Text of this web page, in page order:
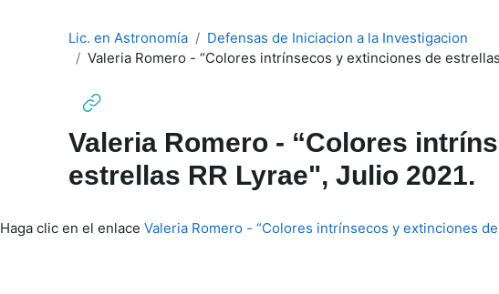
Lic. en Astronomía
Defensas de Iniciacion a la Investigacion
Valeria Romero - “Colores intrínsecos y extinciones de
Valeria Romero - “Colores
estrellas RR Lyrae", Julio 2021.
Haga clic en el enlace Valeria Romero - “Colores intrínsecos y extinciones